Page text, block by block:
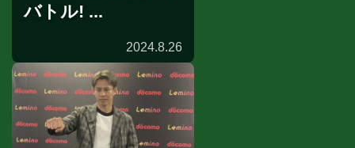
バトル! ...
2024.8.26